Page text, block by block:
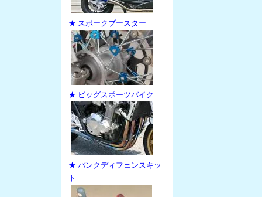
★ スポークブースター
★ ビッグスポーツバイク
★ パンクディフェンスキッ
ト